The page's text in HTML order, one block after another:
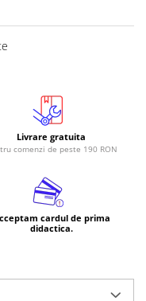
Livrare gratuita
comenzi de peste 190 RON
cardul de prima
didactica.